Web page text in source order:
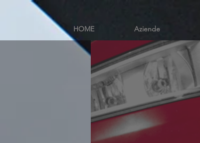
HOME Aziende